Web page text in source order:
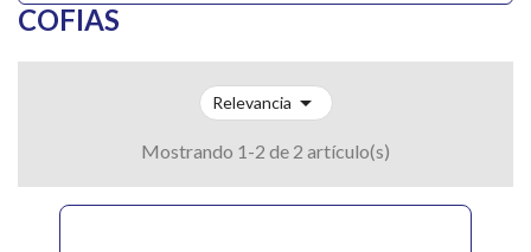
COFIAS
Relevancia 
Mostrando 1-2 de 2 artículo(s)